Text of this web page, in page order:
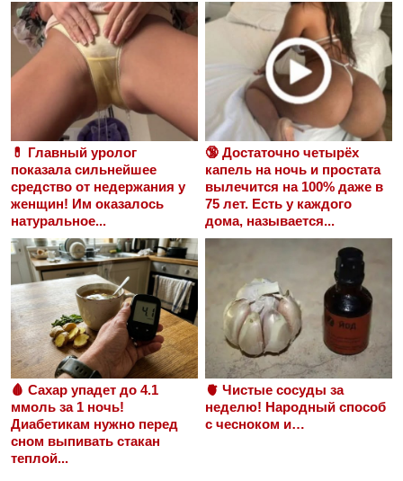
💊 Главный уролог
показала сильнейшее
средство от недержания у
женщин! Им оказалось
натуральное...
🔞 Достаточно четырёх
капель на ночь и простата
вылечится на 100% даже в
75 лет. Есть у каждого
дома, называется...
🩸 Сахар упадет до 4.1
ммоль за 1 ночь!
Диабетикам нужно перед
сном выпивать стакан
теплой...
🫀 Чистые сосуды за
неделю! Народный способ
с чесноком и…